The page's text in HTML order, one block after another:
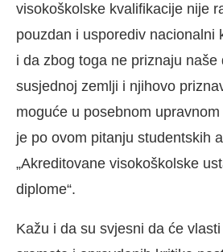
visokoškolske kvalifikacije nije
pouzdan i usporediv nacionalni
i da zbog toga ne priznaju naše
susjednoj zemlji i njihovo
moguće u posebnom
je po ovom pitanju studentskih
„Akreditovane visokoškolske
diplome“.
Kažu i da su svjesni da će